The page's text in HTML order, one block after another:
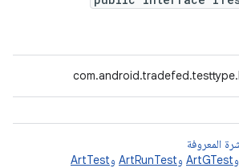
المعروفة
وArtGTest وArtRunTest وArtTest